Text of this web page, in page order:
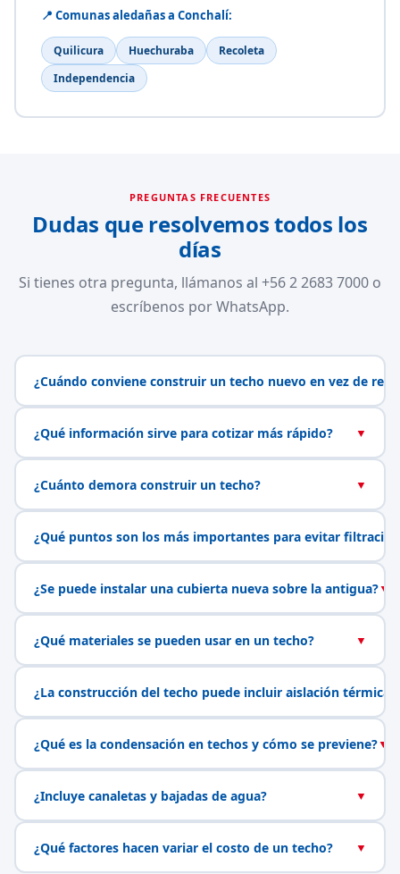
📍 Comunas aledañas a Conchalí:
Quilicura Huechuraba
Recoleta
Independencia
PREGUNTAS FRECUENTES
Dudas que resolvemos todos los
días
Si tienes otra pregunta, llámanos al +56 2 2683 7000 o
escríbenos por WhatsApp.
¿Cuándo conviene construir un techo nuevo en vez de
¿Qué información sirve para cotizar más rápido? ▼
¿Cuánto demora construir un techo? ▼
¿Qué puntos son los más importantes para evitar
¿Se puede instalar una cubierta nueva sobre la antigua?▼
¿Qué materiales se pueden usar en un techo? ▼
¿La construcción del techo puede incluir aislación térmica?
¿Qué es la condensación en techos y cómo se previene?▼
¿Incluye canaletas y bajadas de agua? ▼
¿Qué factores hacen variar el costo de un techo? ▼